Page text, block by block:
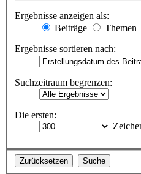
Ergebnisse anzeigen als:
Beiträge
Themen
Ergebnisse sortieren nach:
Suchzeitraum begrenzen:
Die ersten: